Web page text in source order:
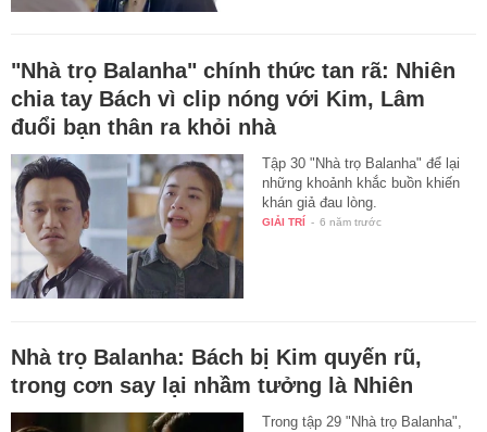
"Nhà trọ Balanha" chính thức tan rã: Nhiên
chia tay Bách vì clip nóng với Kim, Lâm
đuổi bạn thân ra khỏi nhà
Tập 30 "Nhà trọ Balanha" để lại
những khoảnh khắc buồn khiến
khán giả đau lòng.
GIẢI TRÍ - 6 năm trước
Nhà trọ Balanha: Bách bị Kim quyến rũ,
trong cơn say lại nhầm tưởng là Nhiên
Trong tập 29 "Nhà trọ Balanha",